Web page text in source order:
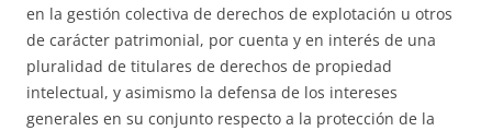
en la gestión colectiva de derechos de explotación u otros
de carácter patrimonial, por cuenta y en interés de una
pluralidad de titulares de derechos de propiedad
intelectual, y asimismo la defensa de los intereses
generales en su conjunto respecto a la protección de la